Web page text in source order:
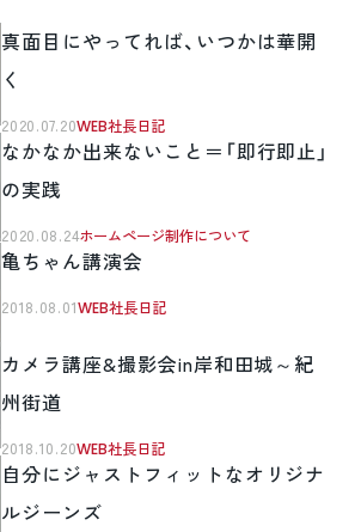
真面目にやってれば、いつかは華開
く
2020.07.20WEB社長日記
なかなか出来ないこと＝「即行即止」
の実践
2020.08.24ホームページ制作について
亀ちゃん講演会
2018.08.01WEB社長日記
カメラ講座&撮影会in岸和田城～紀
州街道
2018.10.20WEB社長日記
自分にジャストフィットなオリジナ
ルジーンズ